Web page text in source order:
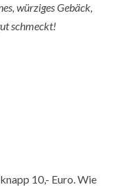
würziges Gebäck,
schmeckt!
10,- Euro. Wie